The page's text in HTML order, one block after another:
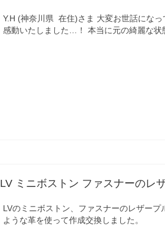
Y.H (神奈川県 在住)さま 大変お世話にな
感動いたしました…！ 本当に元の綺麗な
LV ミニボストン ファスナーのレ
LVのミニボストン、ファスナーのレザー
ような革を使って作成交換しました。